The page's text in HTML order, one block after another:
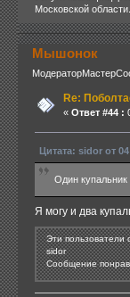
Московской
Мышонок
МодераторМастер
Re:
« Ответ #44 :
Цитата: sidor от
Один купальник
Я могу и два
Эти
sidor
Сообщение